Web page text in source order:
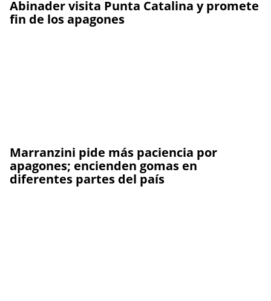
Abinader visita Punta Catalina y promete
fin de los apagones
Marranzini pide más paciencia por
apagones; encienden gomas en
diferentes partes del país